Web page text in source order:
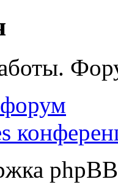
phpBB